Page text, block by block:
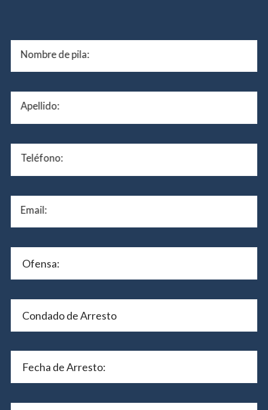
Nombre de pila:
Apellido:
Teléfono:
Email: